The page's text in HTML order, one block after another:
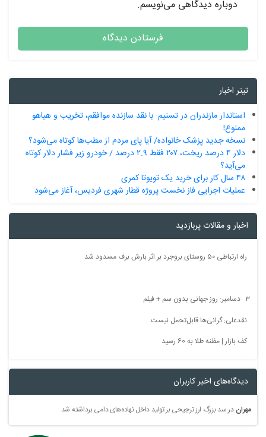
دوباره دیدگاهی می‌نویسم.
تیتر اخبار
استاندار مازندران در تسنیم: با نقد سازنده موافقم، تخریب و هیاهو
ممنوع!
نسخه جدید پزشک خانواده/ آیا پای مردم از مطب‌ها‌ کوتاه می‌شود؟
دلار ۴ درصد ریخت، ۲۰۷ فقط ۲.۹ درصد / خودرو زیر فشار دلار کوتاه
می‌آید؟
۴۸ سال کار برای خرید یک تویوتا کمری
عملیات اجرایی فاز نخست پروژه قطار شهری فردیس، آغاز می‌شود
اخبار و مقالات پربازدید
راه ارتباطی ۵۰ روستای بروجرد بر اثر بارش برف مسدود شد
نقدعلی: گرانی‌ها قابل‌تحمل نیست
کف بازار | مظنه طلا به 60 رسید
دیدگاه‌های اخیر کاربران
مهراندرسد بزرگ ارز ترجیحی بر تولید داخل نهاده‌های دامی برداشته شد